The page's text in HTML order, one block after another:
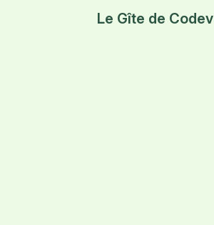
Le Gîte de